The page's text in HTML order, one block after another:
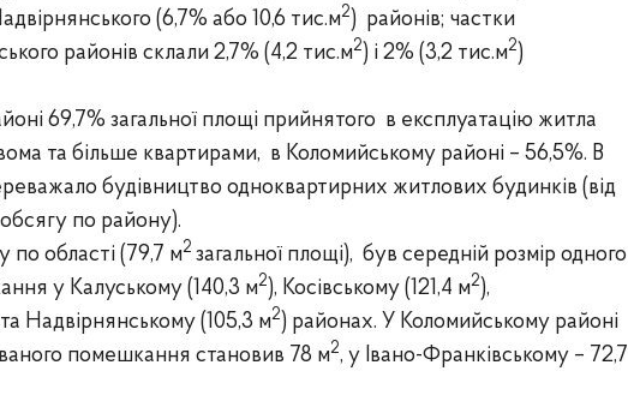
(6,7% або 10,6 тис.м2 ) районів; частки
районів склали 2,7% (4,2 тис.м2 ) і 2% (3,2 тис.м2 )
69,7% загальної площі прийнятого в експлуатацію житла
та більше квартирами, в Коломийському районі – 56,5%. В
будівництво одноквартирних житлових будинків (від
обсягу по району).
по області (79,7 м2 загальної площі), був середній розмір одного
у Калуському (140,3 м2 ), Косівському (121,4 м2 ),
Надвірнянському (105,3 м2 ) районах. У Коломийському районі
помешкання становив 78 м2, у Івано-Франківському – 72,7